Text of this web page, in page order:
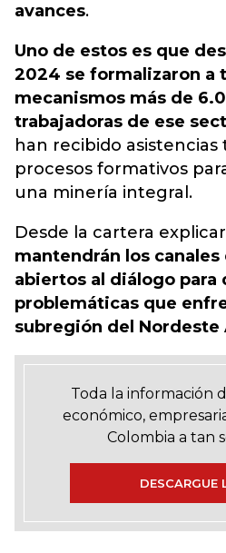
avances.
Uno de estos es que
2024 se formalizaron a
mecanismos más de
trabajadoras de ese
han recibido asistencias
procesos formativos
una minería integral.
Desde la cartera
mantendrán los
abiertos al diálogo para
problemáticas que
subregión del
Toda la información
económico,
Colombia a tan
DESCARGUE